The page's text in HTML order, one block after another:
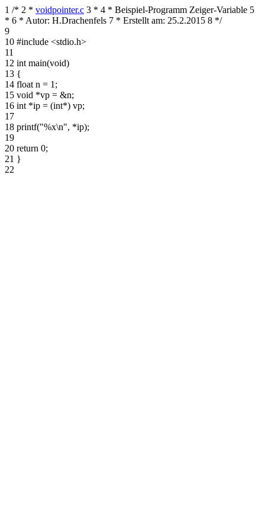
1 /* 2 * voidpointer.c 3 * 4 * Beispiel-Programm Zeiger-Variable 5
* 6 * Autor: H.Drachenfels 7 * Erstellt am: 25.2.2015 8 */
9
10 #include <stdio.h>
11
12 int main(void)
13 {
14 float n = 1;
15 void *vp = &n;
16 int *ip = (int*) vp;
17
18 printf("%x\n", *ip);
19
20 return 0;
21 }
22